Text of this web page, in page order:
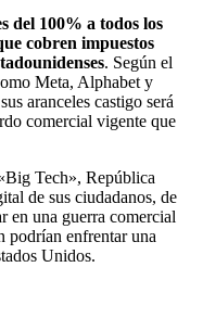
del 100% a todos los
cobren impuestos
. Según el
Meta, Alphabet y
aranceles castigo será
comercial vigente que
Tech», República
de sus ciudadanos, de
en una guerra comercial
podrían enfrentar una
Unidos.